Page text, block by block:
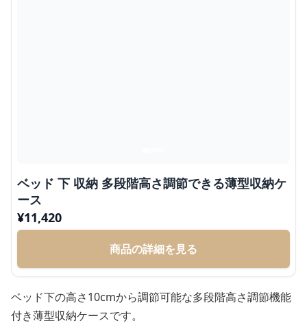
ベッド 下 収納 多段階高さ調節できる薄型収納ケ
ース
¥11,420
商品の詳細を見る
ベッド下の高さ10cmから調節可能な多段階高さ調節機能
付き薄型収納ケースです。